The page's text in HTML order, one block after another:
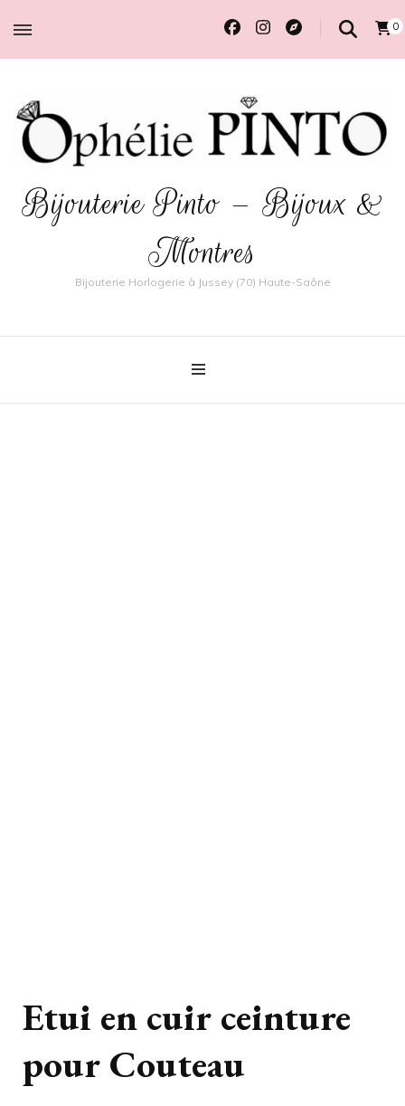
0
Bijouterie Pinto – Bijoux &
Montres
Bijouterie Horlogerie à Jussey (70) Haute-Saône
Etui en cuir ceinture
pour Couteau